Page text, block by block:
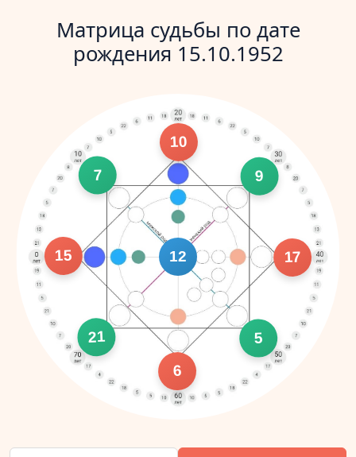
Матрица судьбы по дате
рождения 15.10.1952
15
10
17
6
7 9
5
21
12